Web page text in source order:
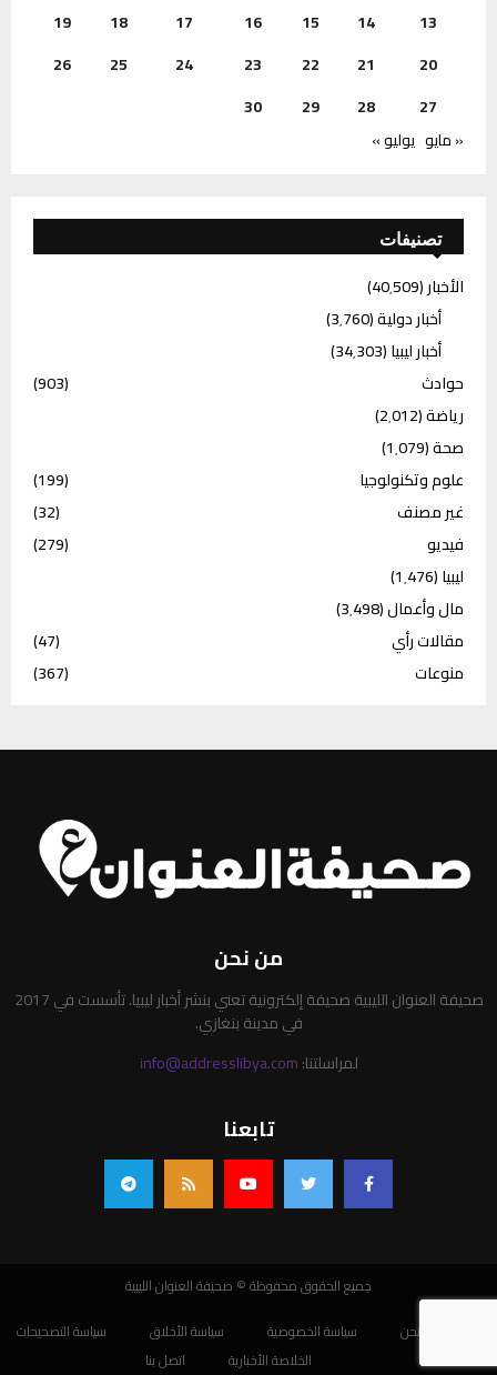
13
14
15
16
17
18
19
20
21
22
23
24
25
26
27
28
29
30
« مايو يوليو »
تصنيفات
الأخبار(40٬509)
أخبار دولية(3٬760)
أخبار ليبيا(34٬303)
حوادث
(903)
رياضة(2٬012)
صحة(1٬079)
علوم وتكنولوجيا
(199)
غير مصنف
(32)
فيديو
(279)
ليبيا(1٬476)
مال وأعمال(3٬498)
مقالات رأي
(47)
منوعات
(367)
من نحن
صحيفة العنوان الليبية صحيفة إلكترونية تعني بنشر أخبار ليبيا. تأسست في 2017
في مدينة بنغازي.
لمراسلتنا:info@addresslibya.com
تابعنا
جميع الحقوق محفوظة © صحيفة العنوان الليبية
من نحن
سياسة الخصوصية سياسة الأخلاق
سياسة التصحيحات
الخلاصة الأخبارية
اتصل بنا